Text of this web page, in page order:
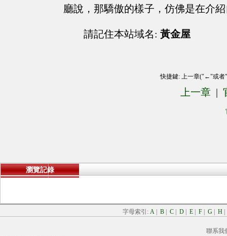
廳說，那驕傲的樣子，仿佛是在介
請記住本站域名: 黃金屋
快捷鍵: 上一章("←"或
上一章 |
瀏覽記錄
字母索引: A B C D E F G H
聯系我